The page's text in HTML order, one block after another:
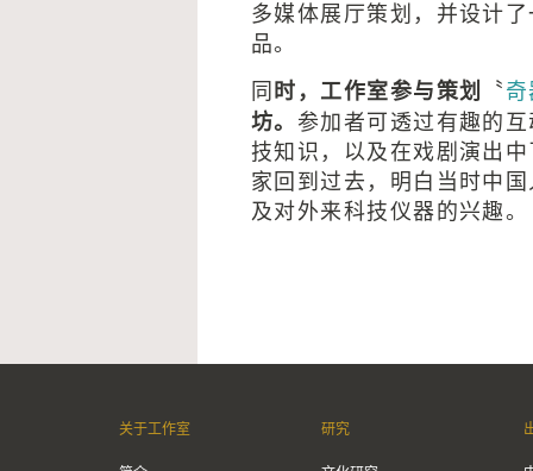
多媒体展厅策划，并设计
品。
同 时，工作室参与策划 〝
坊。 参加者可透过有趣的
技知识，以及在戏剧演出
家回到过去，明白当时中
及对外来科技仪器的兴趣。
关于工作室 研究